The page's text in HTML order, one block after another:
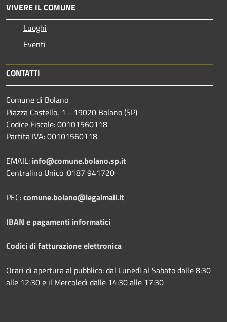
VIVERE IL COMUNE
Luoghi
Eventi
CONTATTI
Comune di Bolano
Piazza Castello, 1 - 19020 Bolano (SP)
Codice Fiscale: 00101560118
Partita IVA: 00101560118
EMAIL: info@comune.bolano.sp.it
Centralino Unico :0187 941720
PEC:comune.bolano@legalmail.it
IBAN e pagamenti informatici
Codici di fatturazione elettronica
Orari di apertura al pubblico: dal Lunedì al Sabato dalle 8:30
alle 12:30 e il Mercoledì dalle 14:30 alle 17:30